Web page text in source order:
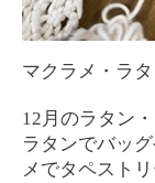
マクラメ・ラ
12 月のラタン
ラタンでバッ
メでタペスト